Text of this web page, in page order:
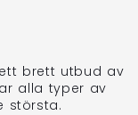
brett utbud av
alla typer av
största.